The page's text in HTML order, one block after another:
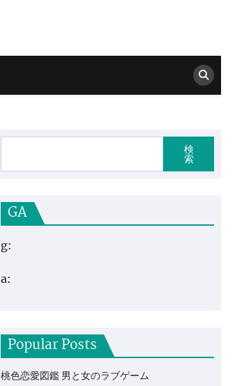
検
索
GA
g:
a:
Popular Posts
桃色恋愛図鑑 男と女のラブゲーム